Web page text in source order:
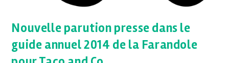
Nouvelle parution presse dans le
guide annuel 2014 de la Farandole